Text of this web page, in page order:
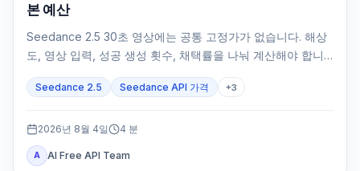
본 예산
Seedance 2.5 30초 영상에는 공통 고정가가 없습니다. 해상
도, 영상 입력, 성공 생성 횟수, 채택률을 나눠 계산해야 합니
Seedance 2.5 Seedance API 가격 +3
2026년 8월 4일 4 분
A AI Free API Team